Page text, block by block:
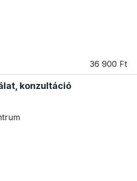
36 900 Ft
konzultáció